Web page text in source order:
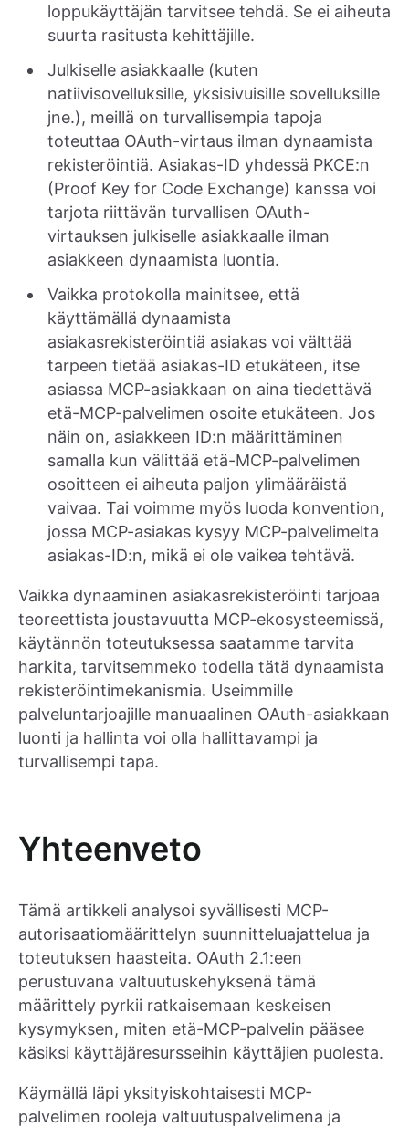
loppukäyttäjän tarvitsee tehdä. Se ei aiheuta
suurta rasitusta kehittäjille.
Julkiselle asiakkaalle (kuten
natiivisovelluksille, yksisivuisille sovelluksille
jne.), meillä on turvallisempia tapoja
toteuttaa OAuth-virtaus ilman dynaamista
rekisteröintiä. Asiakas-ID yhdessä PKCE:n
(Proof Key for Code Exchange) kanssa voi
tarjota riittävän turvallisen OAuth-
virtauksen julkiselle asiakkaalle ilman
asiakkeen dynaamista luontia.
Vaikka protokolla mainitsee, että
käyttämällä dynaamista
asiakasrekisteröintiä asiakas voi välttää
tarpeen tietää asiakas-ID etukäteen, itse
asiassa MCP-asiakkaan on aina tiedettävä
etä-MCP-palvelimen osoite etukäteen. Jos
näin on, asiakkeen ID:n määrittäminen
samalla kun välittää etä-MCP-palvelimen
osoitteen ei aiheuta paljon ylimääräistä
vaivaa. Tai voimme myös luoda konvention,
jossa MCP-asiakas kysyy MCP-palvelimelta
asiakas-ID:n, mikä ei ole vaikea tehtävä.
Vaikka dynaaminen asiakasrekisteröinti tarjoaa
teoreettista joustavuutta MCP-ekosysteemissä,
käytännön toteutuksessa saatamme tarvita
harkita, tarvitsemmeko todella tätä dynaamista
rekisteröintimekanismia. Useimmille
palveluntarjoajille manuaalinen OAuth-asiakkaan
luonti ja hallinta voi olla hallittavampi ja
turvallisempi tapa.
Yhteenveto
Tämä artikkeli analysoi syvällisesti MCP-
autorisaatiomäärittelyn suunnitteluajattelua ja
toteutuksen haasteita. OAuth 2.1:een
perustuvana valtuutuskehyksenä tämä
määrittely pyrkii ratkaisemaan keskeisen
kysymyksen, miten etä-MCP-palvelin pääsee
käsiksi käyttäjäresursseihin käyttäjien puolesta.
Käymällä läpi yksityiskohtaisesti MCP-
palvelimen rooleja valtuutuspalvelimena ja